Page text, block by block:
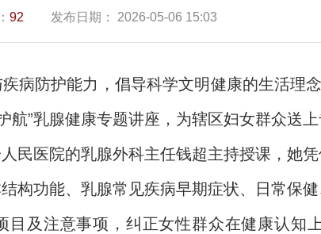
92 发布日期： 2026-05-06 15:03
病防护能力，倡导科学文明健康的生活理
航”乳腺健康专题讲座，为辖区妇女群众送上
民医院的乳腺外科主任钱超主持授课，她
构功能、乳腺常见疾病早期症状、日常保
目及注意事项，纠正女性群众在健康认知